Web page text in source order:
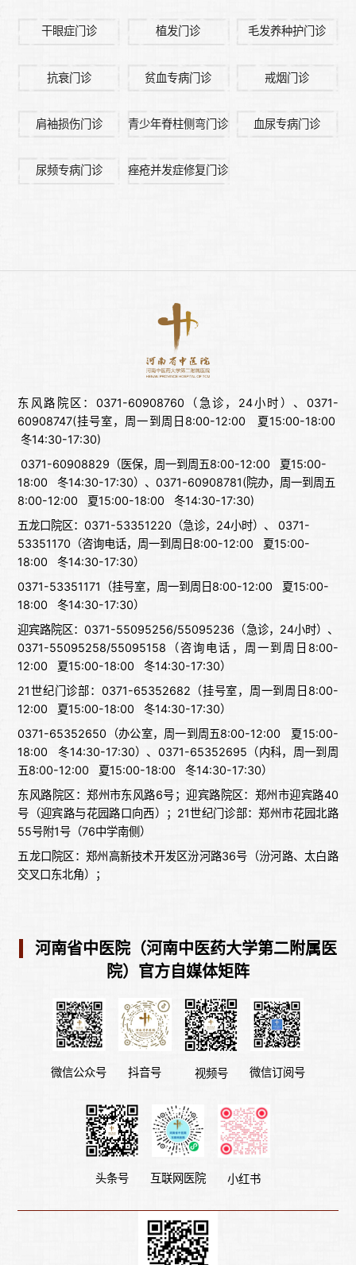
干眼症门诊 植发门诊 毛发养种护门诊
抗衰门诊 贫血专病门诊 戒烟门诊
肩袖损伤门诊 青少年脊柱侧弯门诊 血尿专病门诊
尿频专病门诊 痤疮并发症修复门诊
东风路院区：0371-60908760（急诊，24小时）、0371-
60908747(挂号室，周一到周日8:00-12:00 夏15:00-18:00
冬14:30-17:30)
0371-60908829（医保，周一到周五8:00-12:00 夏15:00-
18:00 冬14:30-17:30）、0371-60908781(院办，周一到周五
8:00-12:00 夏15:00-18:00 冬14:30-17:30)
五龙口院区：0371-53351220（急诊，24小时）、 0371-
53351170（咨询电话，周一到周日8:00-12:00 夏15:00-
18:00 冬14:30-17:30）
0371-53351171（挂号室，周一到周日8:00-12:00 夏15:00-
18:00 冬14:30-17:30）
迎宾路院区：0371-55095256/55095236（急诊，24小时）、
0371-55095258/55095158（咨询电话，周一到周日8:00-
12:00 夏15:00-18:00 冬14:30-17:30）
21世纪门诊部：0371-65352682（挂号室，周一到周日8:00-
12:00 夏15:00-18:00 冬14:30-17:30）
0371-65352650（办公室，周一到周五8:00-12:00 夏15:00-
18:00 冬14:30-17:30）、0371-65352695（内科，周一到周
五8:00-12:00 夏15:00-18:00 冬14:30-17:30）
东风路院区：郑州市东风路6号；迎宾路院区：郑州市迎宾路40
号（迎宾路与花园路口向西）；21世纪门诊部：郑州市花园北路
55号附1号（76中学南侧）
五龙口院区：郑州高新技术开发区汾河路36号（汾河路、太白路
交叉口东北角）；
河南省中医院（河南中医药大学第二附属医
院）官方自媒体矩阵
微信公众号 抖音号 视频号 微信订阅号
头条号 互联网医院 小红书